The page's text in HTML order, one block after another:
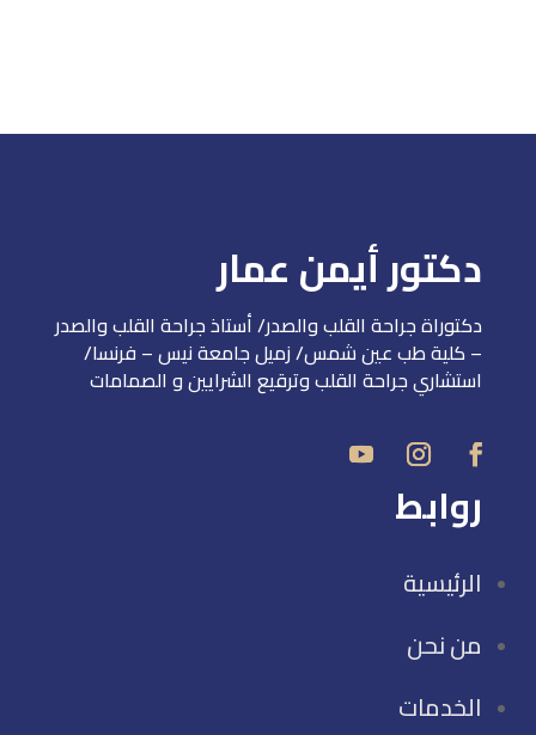
روابط
الرئيسية
من نحن
الخدمات
دكتور أيمن عمار
دكتوراة جراحة القلب والصدر/ أستاذ جراحة القلب والصدر
– كلية طب عين شمس/ زميل جامعة نيس – فرنسا/
استشاري جراحة القلب وترقيع الشرايين و الصمامات